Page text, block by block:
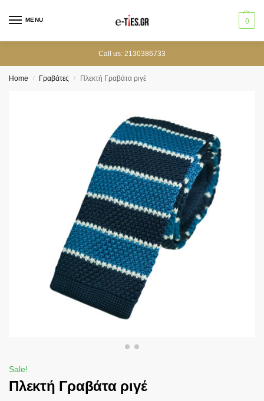
MENU 0
Call us: 2130386733
Home / Γραβάτες / Πλεκτή Γραβάτα ριγέ
Sale!
Πλεκτή Γραβάτα ριγέ